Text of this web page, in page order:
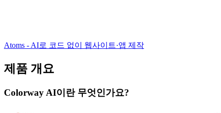
Atoms - AI로 코드 없이 웹사이트·앱 제작
제품 개요
Colorway AI이란 무엇인가요?